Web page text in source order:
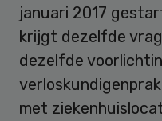
januari 2017
krijgt dezelfde
dezelfde
met